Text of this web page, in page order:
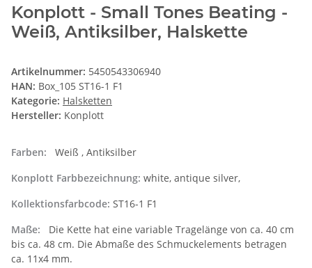
Konplott - Small Tones Beating -
Weiß, Antiksilber, Halskette
Artikelnummer: 5450543306940
HAN: Box_105 ST16-1 F1
Kategorie: Halsketten
Hersteller: Konplott
Farben:
Weiß , Antiksilber
Konplott Farbbezeichnung: white, antique silver,
Kollektionsfarbcode: ST16-1 F1
Maße:
Die Kette hat eine variable Tragelänge von ca. 40 cm
bis ca. 48 cm. Die Abmaße des Schmuckelements betragen
ca. 11x4 mm.